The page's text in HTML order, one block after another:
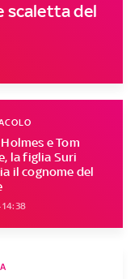
scaletta del
e Tom
la figlia Suri
il cognome del
14:38